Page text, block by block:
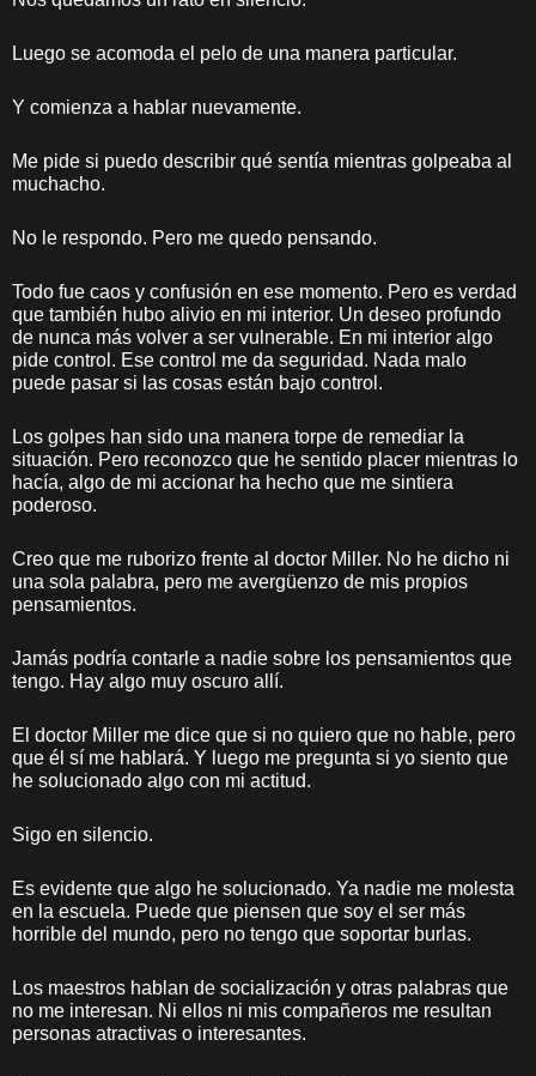
Luego se acomoda el pelo de una manera particular.
Y comienza a hablar nuevamente.
Me pide si puedo describir qué sentía mientras golpeaba al
muchacho.
No le respondo. Pero me quedo pensando.
Todo fue caos y confusión en ese momento. Pero es verdad
que también hubo alivio en mi interior. Un deseo profundo
de nunca más volver a ser vulnerable. En mi interior algo
pide control. Ese control me da seguridad. Nada malo
puede pasar si las cosas están bajo control.
Los golpes han sido una manera torpe de remediar la
situación. Pero reconozco que he sentido placer mientras lo
hacía, algo de mi accionar ha hecho que me sintiera
poderoso.
Creo que me ruborizo frente al doctor Miller. No he dicho ni
una sola palabra, pero me avergüenzo de mis propios
pensamientos.
Jamás podría contarle a nadie sobre los pensamientos que
tengo. Hay algo muy oscuro allí.
El doctor Miller me dice que si no quiero que no hable, pero
que él sí me hablará. Y luego me pregunta si yo siento que
he solucionado algo con mi actitud.
Sigo en silencio.
Es evidente que algo he solucionado. Ya nadie me molesta
en la escuela. Puede que piensen que soy el ser más
horrible del mundo, pero no tengo que soportar burlas.
Los maestros hablan de socialización y otras palabras que
no me interesan. Ni ellos ni mis compañeros me resultan
personas atractivas o interesantes.